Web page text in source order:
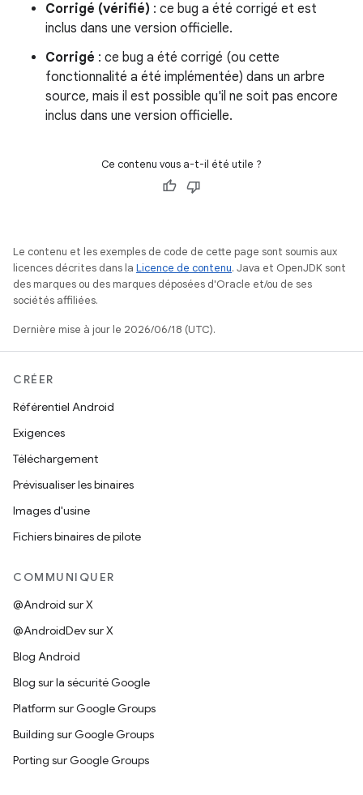
Corrigé (vérifié) : ce bug a été corrigé et est
inclus dans une version officielle.
Corrigé : ce bug a été corrigé (ou cette
fonctionnalité a été implémentée) dans un arbre
source, mais il est possible qu'il ne soit pas encore
inclus dans une version officielle.
Ce contenu vous a-t-il été utile ?
Le contenu et les exemples de code de cette page sont soumis aux
licences décrites dans la Licence de contenu. Java et OpenJDK sont
des marques ou des marques déposées d'Oracle et/ou de ses
sociétés affiliées.
Dernière mise à jour le 2026/06/18 (UTC).
CRÉER
Référentiel Android
Exigences
Téléchargement
Prévisualiser les binaires
Images d'usine
Fichiers binaires de pilote
COMMUNIQUER
@Android sur X
@AndroidDev sur X
Blog Android
Blog sur la sécurité Google
Platform sur Google Groups
Building sur Google Groups
Porting sur Google Groups